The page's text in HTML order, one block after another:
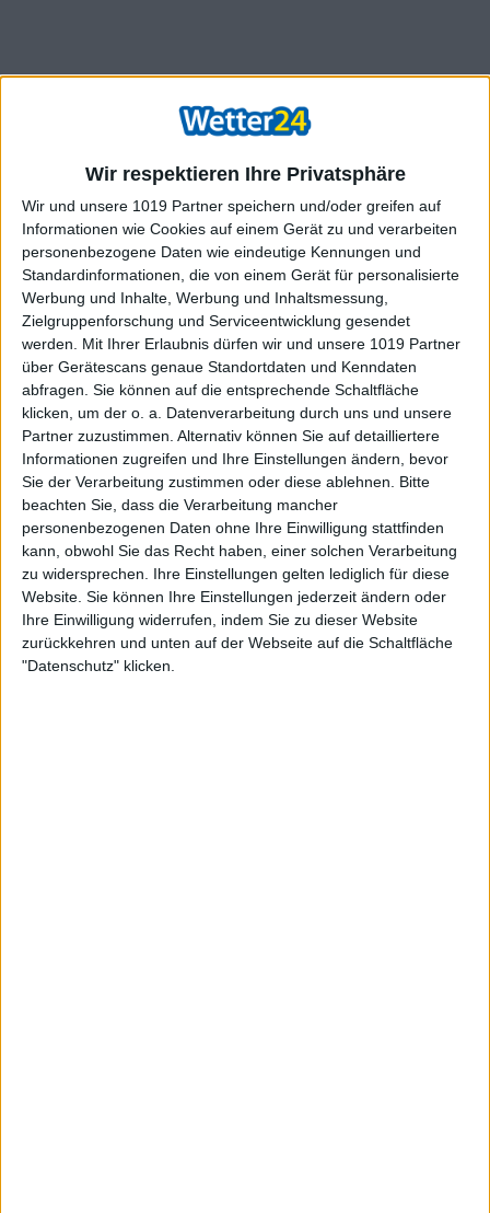
Wir respektieren Ihre Privatsphäre
Wir und unsere 1019 Partner speichern und/oder greifen auf
Informationen wie Cookies auf einem Gerät zu und verarbeiten
personenbezogene Daten wie eindeutige Kennungen und
Standardinformationen, die von einem Gerät für personalisierte
Werbung und Inhalte, Werbung und Inhaltsmessung,
Zielgruppenforschung und Serviceentwicklung gesendet
werden.
Mit Ihrer Erlaubnis dürfen wir und unsere 1019 Partner
über Gerätescans genaue Standortdaten und Kenndaten
abfragen. Sie können auf die entsprechende Schaltfläche
klicken, um der o. a. Datenverarbeitung durch uns und unsere
Partner zuzustimmen. Alternativ können Sie auf detailliertere
Informationen zugreifen und Ihre Einstellungen ändern, bevor
Sie der Verarbeitung zustimmen oder diese ablehnen.
Bitte
beachten Sie, dass die Verarbeitung mancher
personenbezogenen Daten ohne Ihre Einwilligung stattfinden
kann, obwohl Sie das Recht haben, einer solchen Verarbeitung
zu widersprechen. Ihre Einstellungen gelten lediglich für diese
Website. Sie können Ihre Einstellungen jederzeit ändern oder
Ihre Einwilligung widerrufen, indem Sie zu dieser Website
zurückkehren und unten auf der Webseite auf die Schaltfläche
"Datenschutz" klicken.